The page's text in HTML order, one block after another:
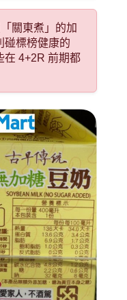
關東煮」的加
碰標榜健康的
在 4+2R 前期都